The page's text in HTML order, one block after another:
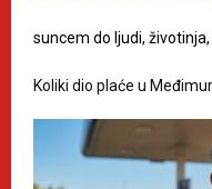
suncem do ljudi,
Koliki dio plaće u